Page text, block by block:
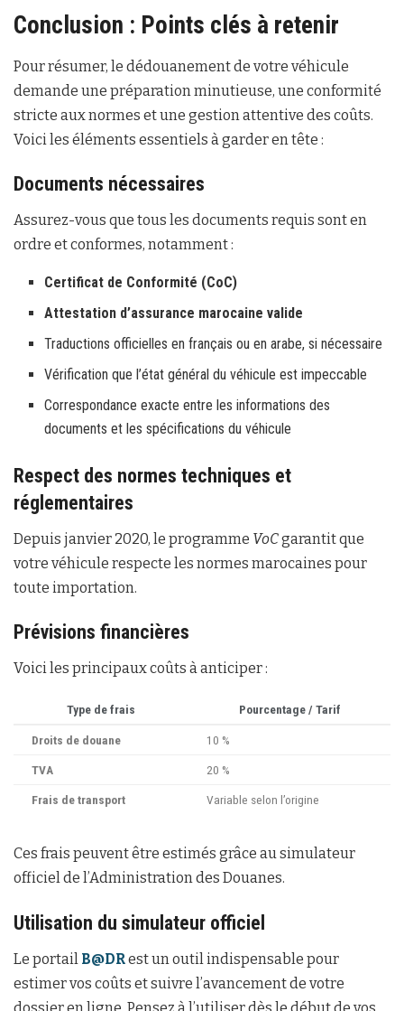
Conclusion : Points clés à retenir
Pour résumer, le dédouanement de votre véhicule
demande une préparation minutieuse, une conformité
stricte aux normes et une gestion attentive des coûts.
Voici les éléments essentiels à garder en tête :
Documents nécessaires
Assurez-vous que tous les documents requis sont en
ordre et conformes, notamment :
Certificat de Conformité (CoC)
Attestation d’assurance marocaine valide
Traductions officielles en français ou en arabe, si nécessaire
Vérification que l’état général du véhicule est impeccable
Correspondance exacte entre les informations des
documents et les spécifications du véhicule
Respect des normes techniques et
réglementaires
Depuis janvier 2020, le programme VoCgarantit que
votre véhicule respecte les normes marocaines pour
toute importation.
Prévisions financières
Voici les principaux coûts à anticiper :
Type de frais Pourcentage / Tarif
Droits de douane 10 %
TVA 20 %
Frais de transport Variable selon l’origine
Ces frais peuvent être estimés grâce au simulateur
officiel de l’Administration des Douanes.
Utilisation du simulateur officiel
Le portail B@DRest un outil indispensable pour
estimer vos coûts et suivre l’avancement de votre
dossier en ligne. Pensez à l’utiliser dès le début de vos